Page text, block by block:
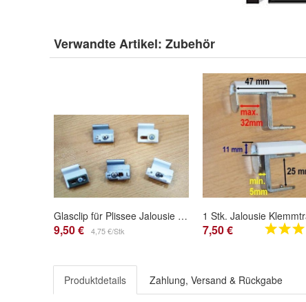
Verwandte Artikel: Zubehör
Glasclip für Plissee Jalousie Rollo Faltstores Faltrollo Montage ohne zu bohren
9,50 € 4,75 €/Stk 7,50 €
Produktdetails Zahlung, Versand & Rückgabe